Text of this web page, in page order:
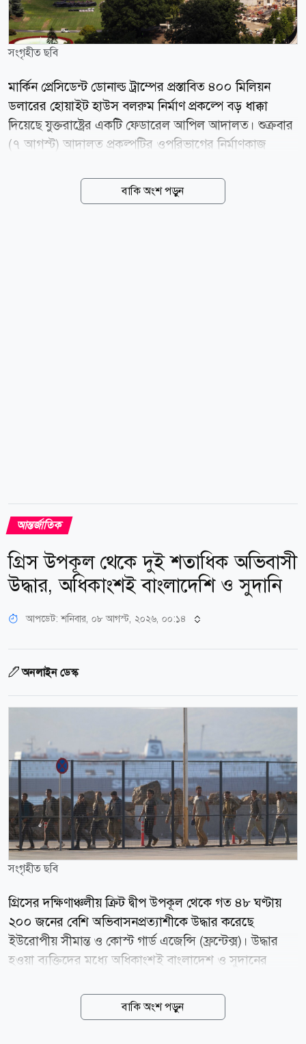
সংগৃহীত ছবি
মার্কিন প্রেসিডেন্ট ডোনাল্ড ট্রাম্পের প্রস্তাবিত ৪০০ মিলিয়ন
ডলারের হোয়াইট হাউস বলরুম নির্মাণ প্রকল্পে বড় ধাক্কা
দিয়েছে যুক্তরাষ্ট্রের একটি ফেডারেল আপিল আদালত। শুক্রবার
(৭ আগস্ট) আদালত প্রকল্পটির ওপরিভাগের নির্মাণকাজ
ইউএস কোর্ট অব অ্যাপিলস ফর দ্য ডিস্ট্রিক্ট অব কলাম্বিয়া
সার্কিটের তিন বিচারকের বেঞ্চ ২-১ ভোটে এ রায় দেন।
বাকি অংশ পড়ুন
আন্তর্জাতিক
গ্রিস উপকূল থেকে দুই শতাধিক অভিবাসী
উদ্ধার, অধিকাংশই বাংলাদেশি ও সুদানি
আপডেট: শনিবার, ০৮ আগস্ট, ২০২৬, ০০:১৪
অনলাইন ডেস্ক
সংগৃহীত ছবি
গ্রিসের দক্ষিণাঞ্চলীয় ক্রিট দ্বীপ উপকূল থেকে গত ৪৮ ঘণ্টায়
২০০ জনের বেশি অভিবাসনপ্রত্যাশীকে উদ্ধার করেছে
ইউরোপীয় সীমান্ত ও কোস্ট গার্ড এজেন্সি (ফ্রন্টেক্স)। উদ্ধার
হওয়া ব্যক্তিদের মধ্যে অধিকাংশই বাংলাদেশ ও সুদানের
শুক্রবার মিডল ইস্ট মনিটর জানায়, লিবিয়ার উপকূল থেকে যাত্রা
করে গত দুই দিনে অন্তত ২০২ জন অভিবাসী ক্রিট দ্বীপে
বাকি অংশ পড়ুন